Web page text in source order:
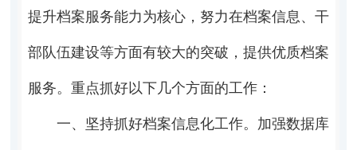
提升档案服务能力为核心，努力在档案信息、干
部队伍建设等方面有较大的突破，提供优质档案
服务。重点抓好以下几个方面的工作：
一、坚持抓好档案信息化工作。加强数据库